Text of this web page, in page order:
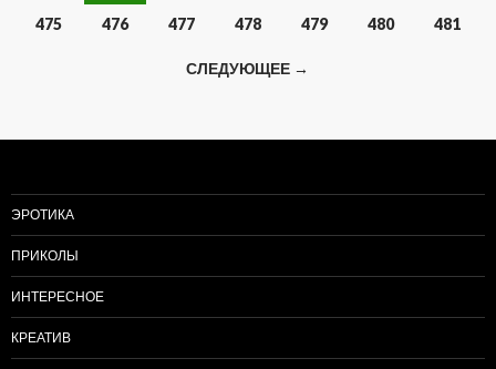
Навигация
475 476 477 478 479 480 481
СЛЕДУЮЩЕЕ →
ЭРОТИКА
ПРИКОЛЫ
ИНТЕРЕСНОЕ
КРЕАТИВ